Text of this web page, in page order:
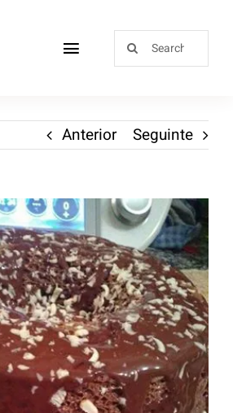
Anterior Seguinte